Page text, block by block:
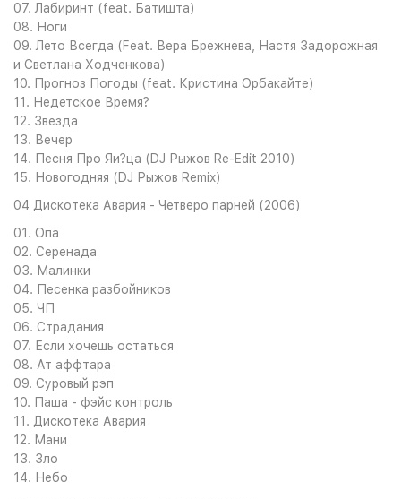
07. Лабиринт (feat. Батишта)
08. Ноги
09. Лето Всегда (Feat. Вера Брежнева, Настя Задорожная
и Светлана Ходченкова)
10. Прогноз Погоды (feat. Кристина Орбакайте)
11. Недетское Время?
12. Звезда
13. Вечер
14. Песня Про Яи?ца (DJ Рыжов Re-Edit 2010)
15. Новогодняя (DJ Рыжов Remix)
04 Дискотека Авария - Четверо парней (2006)
01. Опа
02. Серенада
03. Малинки
04. Песенка разбойников
05. ЧП
06. Страдания
07. Если хочешь остаться
08. Ат аффтара
09. Суровый рэп
10. Паша - фэйс контроль
11. Дискотека Авария
12. Мани
13. Зло
14. Небо